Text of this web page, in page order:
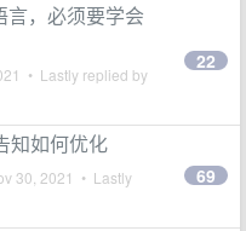
言，必须要学会
• Lastly replied by
22
知如何优化
30, 2021 • Lastly
69